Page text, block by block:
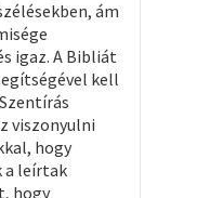
ám
igaz. A Bibliát
kell
viszonyulni
hogy
a leírtak
hogy